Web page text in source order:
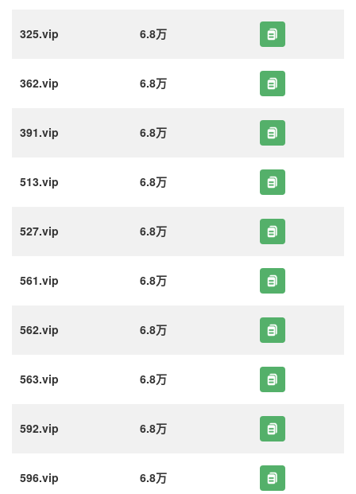
325.vip 6.8万
362.vip 6.8万
391.vip 6.8万
513.vip 6.8万
527.vip 6.8万
561.vip 6.8万
562.vip 6.8万
563.vip 6.8万
592.vip 6.8万
596.vip 6.8万